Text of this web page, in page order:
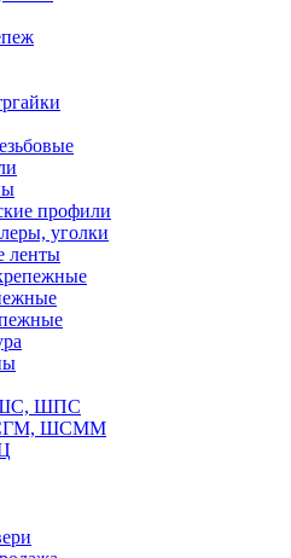
профили
уголки
ленты
ШПС
ШСММ